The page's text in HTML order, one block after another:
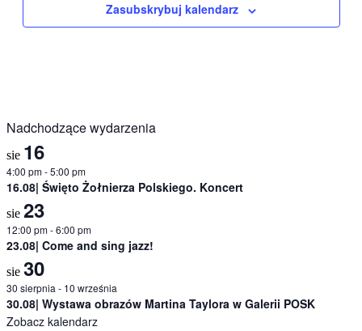
Zasubskrybuj kalendarz
Nadchodzące wydarzenia
sie 16
4:00 pm-5:00 pm
16.08| Święto Żołnierza Polskiego. Koncert
sie 23
12:00 pm-6:00 pm
23.08| Come and sing jazz!
sie 30
30 sierpnia- 10 września
30.08| Wystawa obrazów Martina Taylora w Galerii POSK
Zobacz kalendarz